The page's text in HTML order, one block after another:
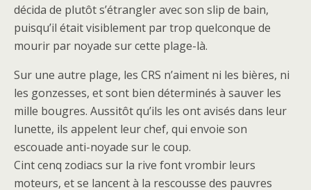
décida de plutôt s’étrangler avec son slip de bain,
puisqu’il était visiblement par trop quelconque de
mourir par noyade sur cette plage-là.
Sur une autre plage, les CRS n’aiment ni les bières, ni
les gonzesses, et sont bien déterminés à sauver les
mille bougres. Aussitôt qu’ils les ont avisés dans leur
lunette, ils appelent leur chef, qui envoie son
escouade anti-noyade sur le coup.
Cint cenq zodiacs sur la rive font vrombir leurs
moteurs, et se lancent à la rescousse des pauvres